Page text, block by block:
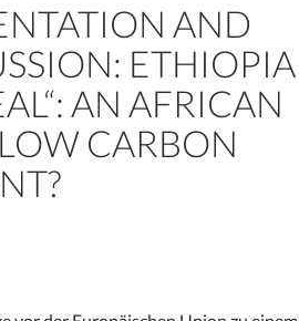
AND
ETHIOPIA
AN AFRICAN
CARBON